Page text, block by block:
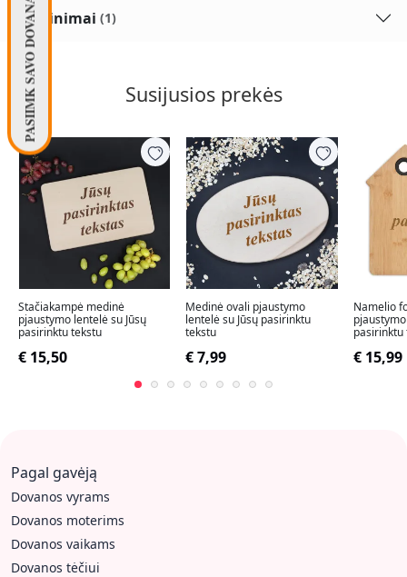
Įvertinimai (1)
Susijusios prekės
Stačiakampė medinė
pjaustymo lentelė su Jūsų
pasirinktu tekstu
€ 15,50
Medinė ovali pjaustymo
lentelė su Jūsų pasirinktu
tekstu
€ 7,99
Namelio
pasirinktu
€ 15,99
Pagal gavėją
Dovanos vyrams
Dovanos moterims
Dovanos vaikams
Dovanos tėčiui
PASIIMK SAVO DOVANĄ! 🧦